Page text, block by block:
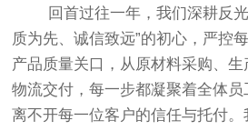
回首过往一年，我们深耕反光
质为先、诚信致远”的初心，严控
产品质量关口，从原材料采购、生
物流交付，每一步都凝聚着全体
离不开每一位客户的信任与托付